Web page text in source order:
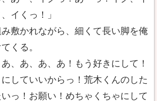
イくっ！」
敷かれながら、細くて長い脚を俺
くる。
あ、あ、あ、あ！もう好きにして！
していいからっ！荒木くんのした
っ！お願い！めちゃくちゃにして